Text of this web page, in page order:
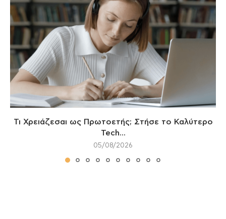
Τι Χρειάζεσαι ως Πρωτοετής; Στήσε το Καλύτερο
Tech...
05/08/2026